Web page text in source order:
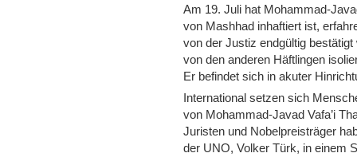
Am 19. Juli hat Mohammad-
von Mashhad inhaftiert ist,
von der Justiz endgültig
von den anderen Häftlingen
Er befindet sich in akuter
International setzen sich
von Mohammad-Javad Vafa’i
Juristen und Nobelpreisträger
der UNO, Volker Türk, in einem